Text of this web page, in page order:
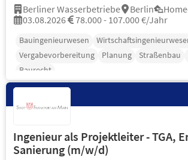
Berliner Wasserbetriebe Berlin
03.08.2026
78.000 - 107.000 €/Jahr
Bauingenieurwesen
Vergabevorbereitung
Planung Straßenbau
Baurecht
Ingenieur als Projektleiter - TGA,
Sanierung (m/w/d)